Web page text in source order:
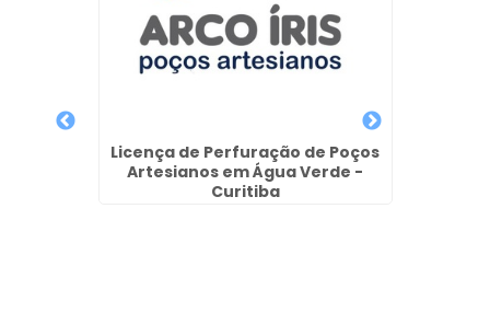
na
Licença de Perfuração de Poços
Artesianos em Água Verde -
Curitiba